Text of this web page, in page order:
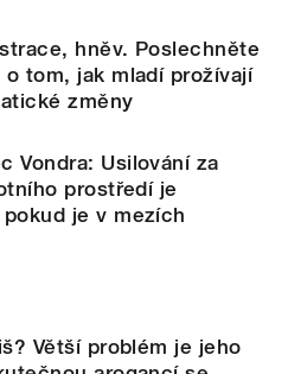
hněv. Poslechněte
tom, jak mladí prožívají
změny
Vondra: Usilování za
prostředí je
je v mezích
Větší problém je jeho